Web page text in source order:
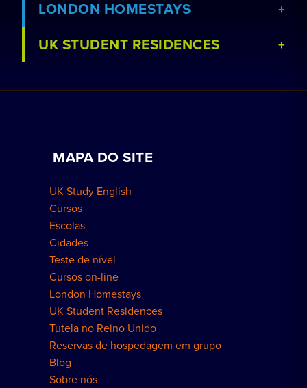
Ver cursos
Ver escolas
LONDON HOMESTAYS
Reserve uma estadia em casa de família
Reservas para grupos
UK STUDENT RESIDENCES
Como reservar
Residências em Londres
MAPA DO SITE
UK Study English
Cursos
Escolas
Cidades
Teste de nível
Cursos on-line
London Homestays
UK Student Residences
Tutela no Reino Unido
Reservas de hospedagem em grupo
Blog
Sobre nós